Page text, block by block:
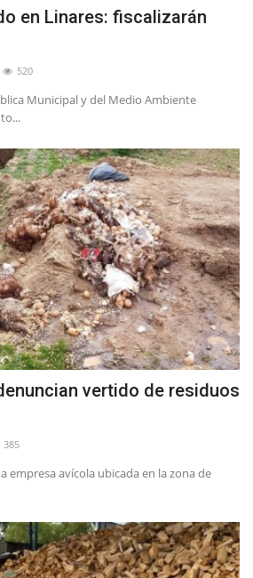
en Linares: fiscalizarán
520
Municipal y del Medio Ambiente
vertido de residuos
385
empresa avícola ubicada en la zona de